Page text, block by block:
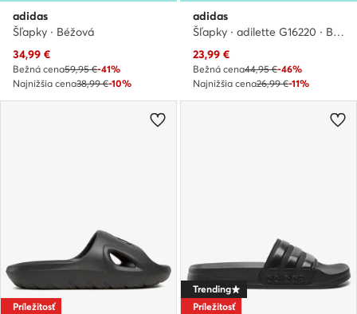
adidas
Šľapky · Béžová
Aktuálna cena
34,99 €
Bežná cena59,95 €-41%
Najnižšia cena38,99 €-10%
adidas
Šľapky · adilette G16220 · Biela
Aktuálna cena
23,99 €
Bežná cena44,95 €-46%
Najnižšia cena26,99 €-11%
Príležitosť
Trending
Príležitosť